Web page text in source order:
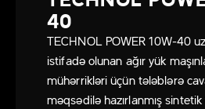
40
TECHNOL POWER 10W-40
istifadə olunan ağır yük
mühərrikləri üçün tələblərə
məqsədilə hazırlanmış